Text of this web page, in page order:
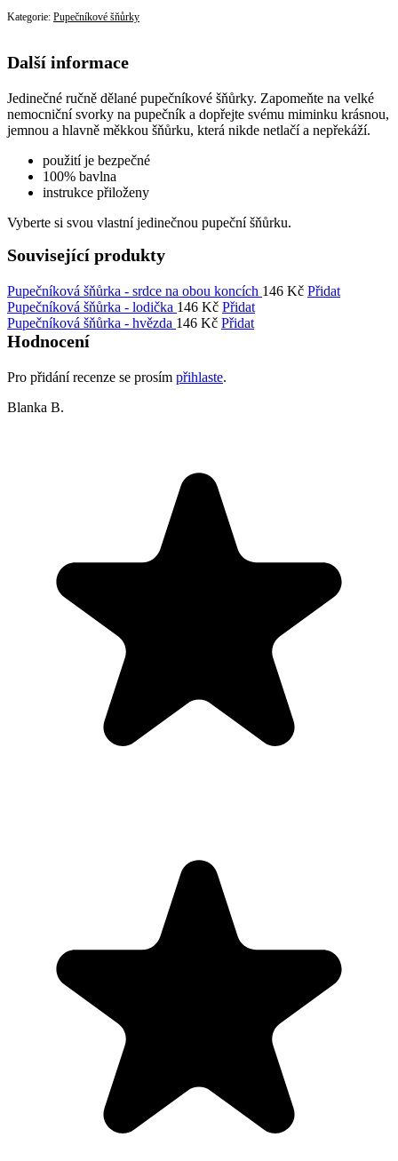
slon
Kategorie: Pupečníkové šňůrky
Další informace
Jedinečné ručně dělané pupečníkové šňůrky. Zapomeňte na velké
nemocniční svorky na pupečník a dopřejte svému miminku krásnou,
jemnou a hlavně měkkou šňůrku, která nikde netlačí a nepřekáží.
použití je bezpečné
100% bavlna
instrukce přiloženy
Vyberte si svou vlastní jedinečnou pupeční šňůrku.
Související produkty
Pupečníková šňůrka - srdce na obou koncích 146 Kč Přidat
Pupečníková šňůrka - lodička 146 Kč Přidat
Pupečníková šňůrka - hvězda 146 Kč Přidat
Hodnocení
Pro přidání recenze se prosím přihlaste.
Blanka B.